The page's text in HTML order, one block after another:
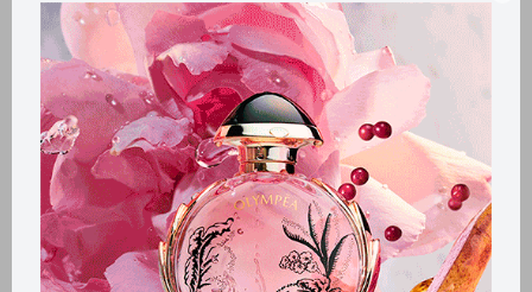
Métodos y costos de envío
Retiros gratuitos en tiendas
Productos que te pueden interesar